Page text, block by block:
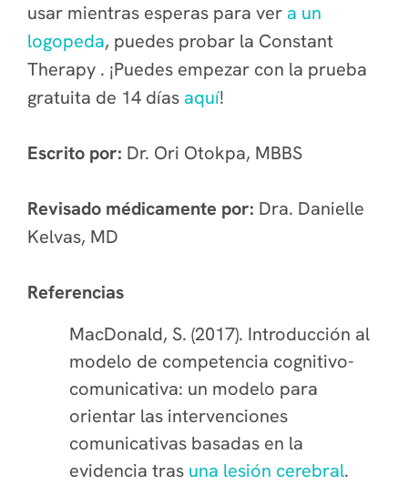
usar mientras esperas para ver a un
logopeda, puedes probar la Constant
Therapy . ¡Puedes empezar con la prueba
gratuita de 14 días aquí!
Escrito por: Dr. Ori Otokpa, MBBS
Revisado médicamente por: Dra. Danielle
Kelvas, MD
Referencias
MacDonald, S. (2017). Introducción al
modelo de competencia cognitivo-
comunicativa: un modelo para
orientar las intervenciones
comunicativas basadas en la
evidencia tras una lesión cerebral.